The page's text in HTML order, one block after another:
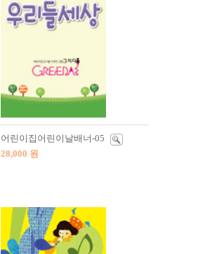
어린이집어린이날배너-05
28,000 원